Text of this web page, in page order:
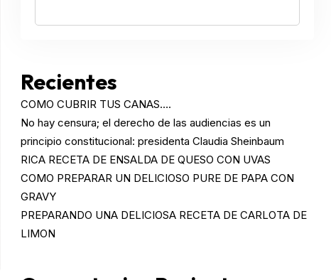
Recientes
COMO CUBRIR TUS CANAS….
No hay censura; el derecho de las audiencias es un
principio constitucional: presidenta Claudia Sheinbaum
RICA RECETA DE ENSALDA DE QUESO CON UVAS
COMO PREPARAR UN DELICIOSO PURE DE PAPA CON
GRAVY
PREPARANDO UNA DELICIOSA RECETA DE CARLOTA DE
LIMON